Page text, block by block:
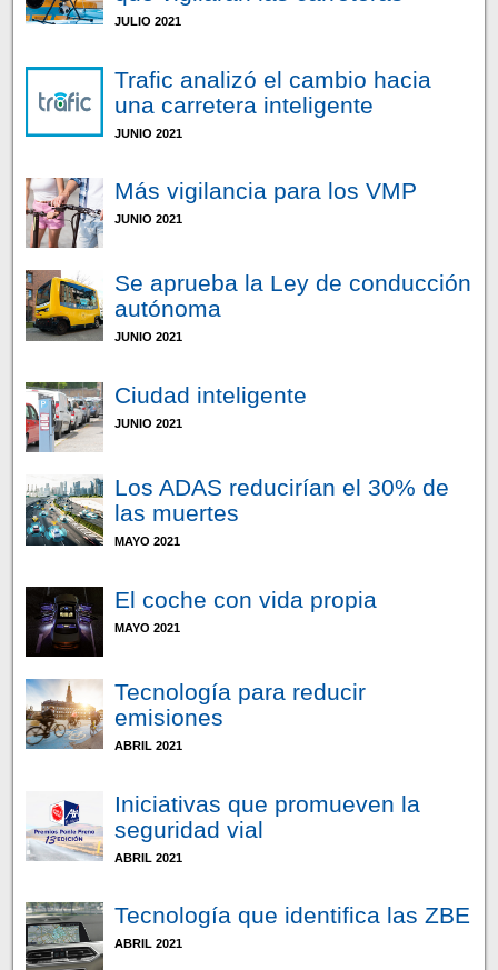
JULIO 2021
Trafic analizó el cambio hacia
una carretera inteligente
JUNIO 2021
Más vigilancia para los VMP
JUNIO 2021
Se aprueba la Ley de conducción
autónoma
JUNIO 2021
Ciudad inteligente
JUNIO 2021
Los ADAS reducirían el 30% de
las muertes
MAYO 2021
El coche con vida propia
MAYO 2021
Tecnología para reducir
emisiones
ABRIL 2021
Iniciativas que promueven la
seguridad vial
ABRIL 2021
Tecnología que identifica las ZBE
ABRIL 2021